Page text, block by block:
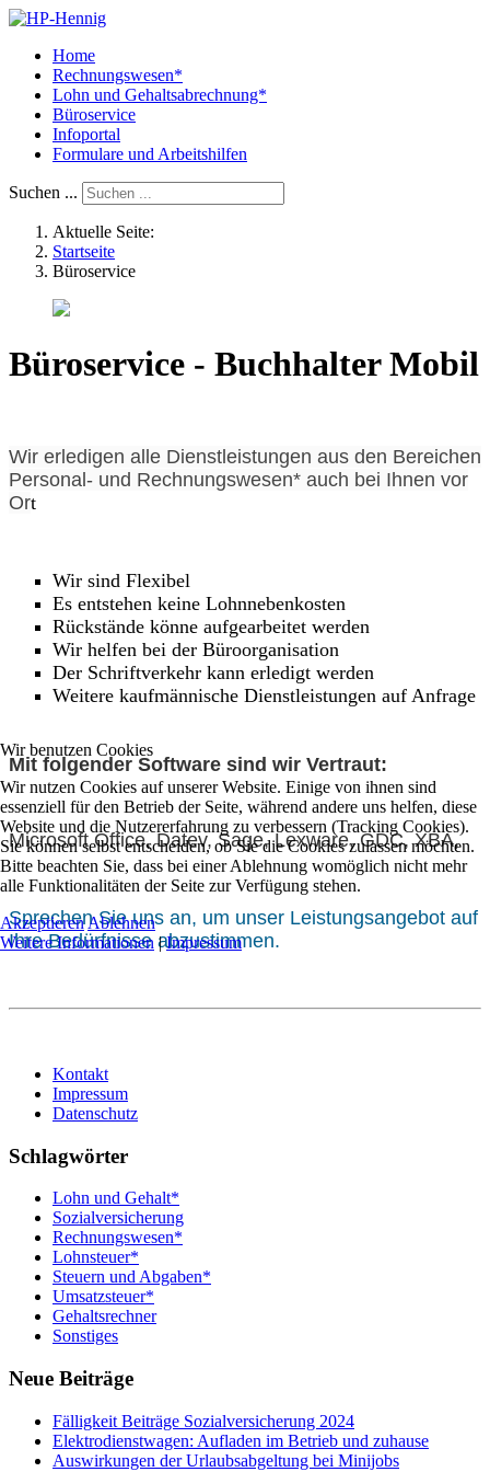
Home
Rechnungswesen*
Lohn und Gehaltsabrechnung*
Büroservice
Infoportal
Formulare und Arbeitshilfen
Suchen ...
Aktuelle Seite:
Startseite
Büroservice
Büroservice - Buchhalter Mobil
Wir erledigen alle Dienstleistungen aus den Bereichen
Personal- und Rechnungswesen* auch bei Ihnen vor
Ort
Wir sind Flexibel
Es entstehen keine Lohnnebenkosten
Rückstände könne aufgearbeitet werden
Wir helfen bei der Büroorganisation
Der Schriftverkehr kann erledigt werden
Weitere kaufmännische Dienstleistungen auf Anfrage
Mit folgender Software sind wir Vertraut:
Microsoft Office, Datev, Sage, Lexware, GDC, XBA,
Sprechen Sie uns an, um unser Leistungsangebot auf
Ihre Bedürfnisse abzustimmen.
Kontakt
Impressum
Datenschutz
Schlagwörter
Lohn und Gehalt*
Sozialversicherung
Rechnungswesen*
Lohnsteuer*
Steuern und Abgaben*
Umsatzsteuer*
Gehaltsrechner
Sonstiges
Neue Beiträge
Fälligkeit Beiträge Sozialversicherung 2024
Elektrodienstwagen: Aufladen im Betrieb und zuhause
Auswirkungen der Urlaubsabgeltung bei Minijobs
Wir benutzen Cookies
Wir nutzen Cookies auf unserer Website. Einige von ihnen sind
essenziell für den Betrieb der Seite, während andere uns helfen, diese
Website und die Nutzererfahrung zu verbessern (Tracking Cookies).
Sie können selbst entscheiden, ob Sie die Cookies zulassen möchten.
Bitte beachten Sie, dass bei einer Ablehnung womöglich nicht mehr
alle Funktionalitäten der Seite zur Verfügung stehen.
Akzeptieren Ablehnen
Weitere Informationen |Impressum